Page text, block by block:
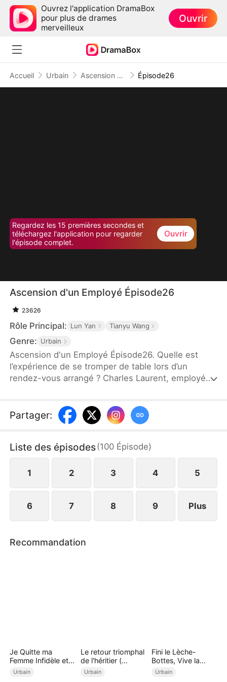
Ouvrez l'application DramaBox
pour plus de drames
merveilleux
Ouvrir
Accueil Urbain Ascension d'un Employé Épisode26
Regardez les 15 premières secondes et
téléchargez l'application pour regarder
l'épisode complet.
Ouvrir
Ascension d'un Employé Épisode26
23626
Rôle Principal: Lun Yan Tianyu Wang
Genre: Urbain
Ascension d'un Employé Épisode26. Quelle est
l’expérience de se tromper de table lors d’un
rendez-vous arrangé ? Charles Laurent, employé
mariage arrangé devient une ascension fulgurante :
grâce à son intelligence, il gravit les échelons et
amusant marque ainsi le début d’une légende de
succès et de revanche !
Partager:
Liste des épisodes(100 Épisode)
1 2 3 4 5
6 7 8 9 Plus
Recommandation
Je Quitte ma
Femme Infidèle et
Deviens Milliardaire
Urbain
Le retour triomphal
de l'héritier (
Doublé )
Urbain
Fini le Lèche-
Bottes, Vive la
Richesse
Urbain